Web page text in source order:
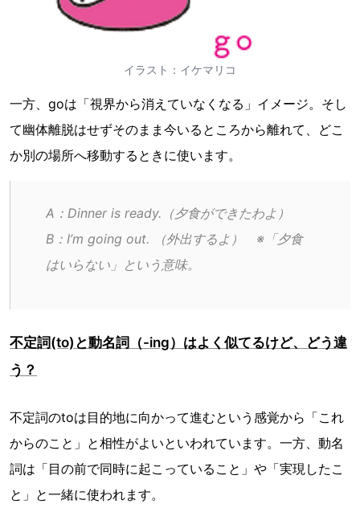
イラスト：イケマリコ
一方、goは「視界から消えていなくなる」イメージ。そし
て幽体離脱はせずそのまま今いるところから離れて、どこ
か別の場所へ移動するときに使います。
A：Dinner is ready.（夕食ができたわよ）
B：I’m going out. （外出するよ）　※「夕食
はいらない」という意味。
不定詞(to)と動名詞（-ing）はよく似てるけど、どう違
う？
不定詞のtoは目的地に向かって進むという感覚から「これ
からのこと」と相性がよいといわれています。一方、動名
詞は「目の前で同時に起こっていること」や「実現したこ
と」と一緒に使われます。